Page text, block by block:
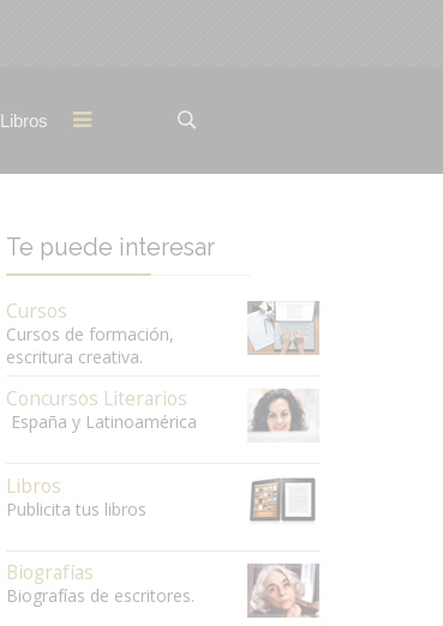
Libros
Te puede interesar
Cursos
Cursos de formación,
escritura creativa.
Concursos Literarios
España y Latinoamérica
Libros
Publicita tus libros
Biografías
Biografías de escritores.